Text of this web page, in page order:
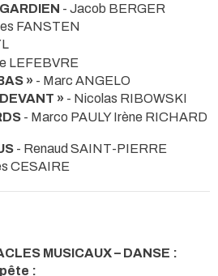
- Jacob BERGER
FANSTEN
LEFEBVRE
» - Marc ANGELO
» - Nicolas RIBOWSKI
- Marco PAULY Irène RICHARD
- Renaud SAINT-PIERRE
CESAIRE
MUSICAUX – DANSE :
: